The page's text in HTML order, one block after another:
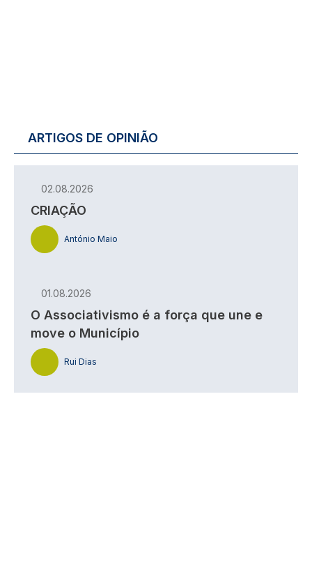
ARTIGOS DE OPINIÃO
02.08.2026
CRIAÇÃO
António Maio
01.08.2026
O Associativismo é a força que une e
move o Município
Rui Dias